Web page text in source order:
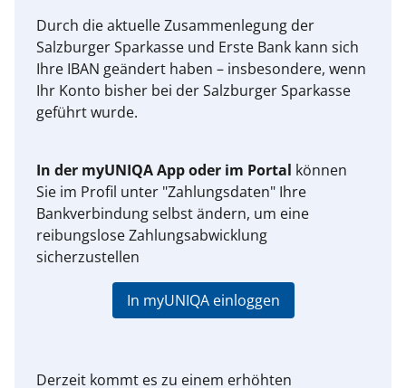
Durch die aktuelle Zusammenlegung der
Salzburger Sparkasse und Erste Bank kann sich
Ihre IBAN geändert haben – insbesondere, wenn
Ihr Konto bisher bei der Salzburger Sparkasse
geführt wurde.
In der myUNIQA App oder im Portal können
Sie im Profil unter "Zahlungsdaten" Ihre
Bankverbindung selbst ändern, um eine
reibungslose Zahlungsabwicklung
sicherzustellen
In myUNIQA einloggen
Derzeit kommt es zu einem erhöhten